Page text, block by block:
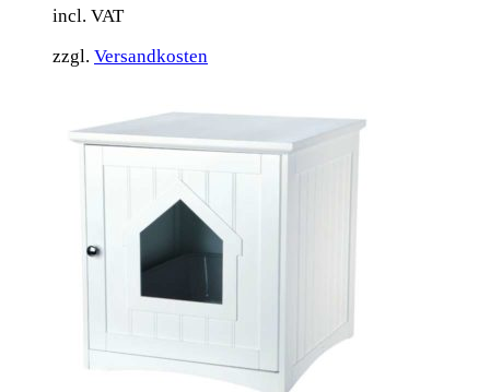
incl. VAT
zzgl. Versandkosten